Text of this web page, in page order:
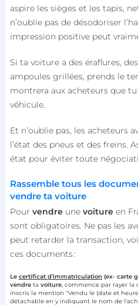
aspire les sièges et les tapis,
n’oublie pas de désodoriser
impression positive peut
Si ta voiture a des éraflures,
ampoules grillées, prends le
montrera aux acheteurs que
véhicule.
Et n’oublie pas, les acheteurs
l’état des pneus et des freins.
état pour éviter toute
Rassemble tous les
vendre ta voiture
Pour vendreune voitureen
sont obligatoires. Ne pas les
peut retarder la transaction,
ces documents :
Le certificat d’immatriculation (ex- carte
vendreta voiture, commence par rayer la
inscris la mention "Vendu le (date et
détachable en y indiquant le nom de